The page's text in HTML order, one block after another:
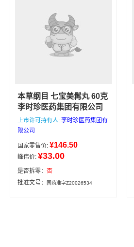
本草纲目 七宝美髯丸 60克
李时珍医药集团有限公司
本店所有药品均来自正规
医药公司，价格低，有效
点前下单当天发货，4点后
次日发货，满188包邮，咨
询电话/微信：
13335162133
李时珍医药
上市许可持有人: 李时珍医药集团有
限公司
国家零售价: ¥146.50
峰伟价: ¥33.00
是否拆零： 否
批准文号：
国药准字Z20026534